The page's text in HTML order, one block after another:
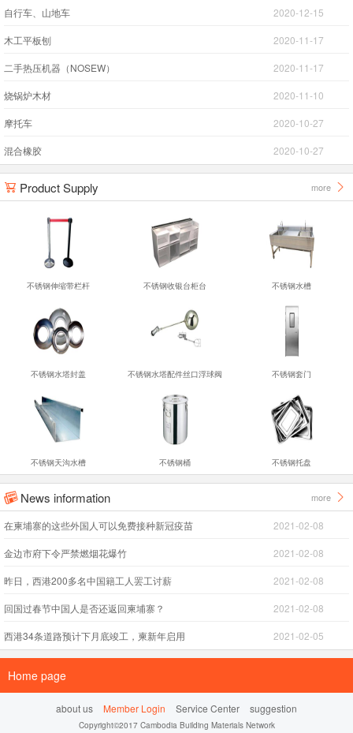
自行车、山地车 2020-12-15
木工平板刨 2020-11-17
二手热压机器（NOSEW） 2020-11-17
烧锅炉木材 2020-11-10
摩托车 2020-10-27
混合橡胶 2020-10-27
 Product Supply more 
不锈钢伸缩带栏杆 不锈钢收银台柜台 不锈钢水槽
不锈钢水塔封盖 不锈钢水塔配件丝口浮球阀 不锈钢套门
不锈钢天沟水槽 不锈钢桶 不锈钢托盘
 News information more 
在柬埔寨的这些外国人可以免费接种新冠疫苗 2021-02-08
金边市府下令严禁燃烟花爆竹 2021-02-08
昨日，西港200多名中国籍工人罢工讨薪 2021-02-08
回国过春节中国人是否还返回柬埔寨？ 2021-02-08
西港34条道路预计下月底竣工，柬新年启用 2021-02-05
Home page
about us Member Login Service Center suggestion
Copyright©2017 Cambodia Building Materials Network